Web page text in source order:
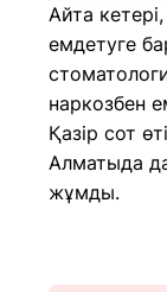
Айта
емдетуге
наркозбен
Қазір сот
Алматыда
жұмды.